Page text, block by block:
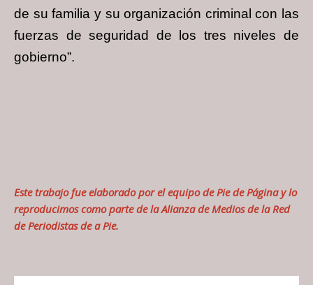
de su familia y su organización criminal con las
fuerzas de seguridad de los tres niveles de
gobierno”.
Este trabajo fue elaborado por el equipo de Pie de Páginay lo
reproducimos como parte de la Alianza de Medios de la Red
de Periodistas de a Pie.